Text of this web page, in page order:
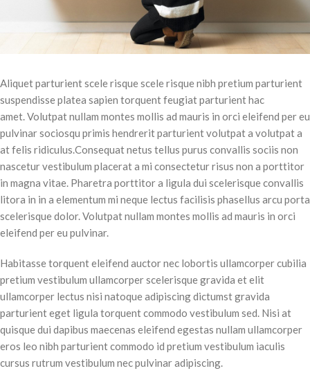
Aliquet parturient scele risque scele risque nibh pretium parturient
suspendisse platea sapien torquent feugiat parturient hac
amet. Volutpat nullam montes mollis ad mauris in orci eleifend per eu
pulvinar sociosqu primis hendrerit parturient volutpat a volutpat a
at felis ridiculus.Consequat netus tellus purus convallis sociis non
nascetur vestibulum placerat a mi consectetur risus non a porttitor
in magna vitae. Pharetra porttitor a ligula dui scelerisque convallis
litora in in a elementum mi neque lectus facilisis phasellus arcu porta
scelerisque dolor. Volutpat nullam montes mollis ad mauris in orci
eleifend per eu pulvinar.
Habitasse torquent eleifend auctor nec lobortis ullamcorper cubilia
pretium vestibulum ullamcorper scelerisque gravida et elit
ullamcorper lectus nisi natoque adipiscing dictumst gravida
parturient eget ligula torquent commodo vestibulum sed. Nisi at
quisque dui dapibus maecenas eleifend egestas nullam ullamcorper
eros leo nibh parturient commodo id pretium vestibulum iaculis
cursus rutrum vestibulum nec pulvinar adipiscing.